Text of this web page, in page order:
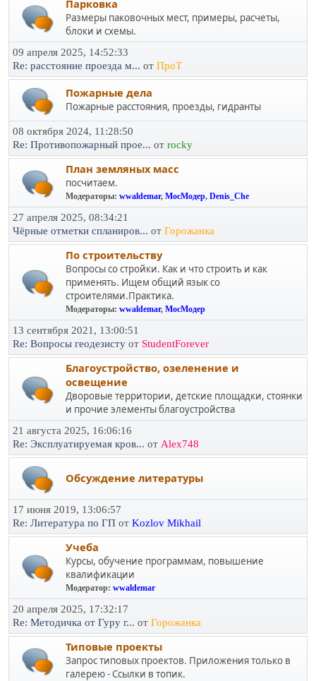
Парковка
Размеры паковочных мест, примеры, расчеты,
блоки и схемы.
09 апреля 2025, 14:52:33
Re: расстояние проезда м... от ПроТ
Пожарные дела
Пожарные расстояния, проезды, гидранты
08 октября 2024, 11:28:50
Re: Противопожарный прое... от rocky
План земляных масс
посчитаем.
Модераторы: wwaldemar, МосМодер, Denis_Che
27 апреля 2025, 08:34:21
Чёрные отметки спланиров... от Горожанка
По строительству
Вопросы со стройки. Как и что строить и как
применять. Ищем общий язык со
строителями.Практика.
Модераторы: wwaldemar, МосМодер
13 сентября 2021, 13:00:51
Re: Вопросы геодезисту от StudentForever
Благоустройство, озеленение и
освещение
Дворовые территории, детские площадки, стоянки
и прочие элементы благоустройства
21 августа 2025, 16:06:16
Re: Эксплуатируемая кров... от Alex748
Обсуждение литературы
17 июня 2019, 13:06:57
Re: Литература по ГП от Kozlov Mikhail
Учеба
Курсы, обучение программам, повышение
квалификации
Модератор: wwaldemar
20 апреля 2025, 17:32:17
Re: Методичка от Гуру г... от Горожанка
Типовые проекты
Запрос типовых проектов. Приложения только в
галерею - Ссылки в топик.